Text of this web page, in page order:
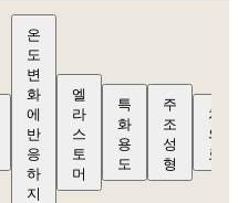
온
도
변
화
에
반
응
하
지
엘
라
스
토
머
특
화
용
도
주
조
성
형
치
의
료